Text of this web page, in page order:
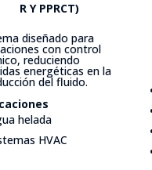
R Y PPRCT)
diseñado para
con control
reduciendo
energéticas en la
del fluido.
helada
HVAC